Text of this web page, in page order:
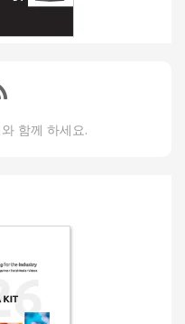
함께 하세요.